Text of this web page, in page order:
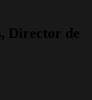
Director de